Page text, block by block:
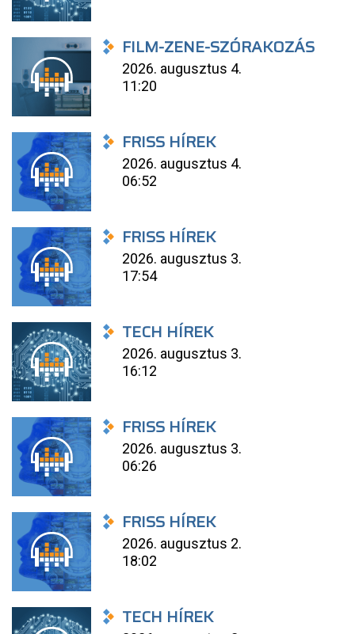
FILM-ZENE-SZÓRAKOZÁS
2026. augusztus 4.
11:20
FRISS HÍREK
2026. augusztus 4.
06:52
FRISS HÍREK
2026. augusztus 3.
17:54
TECH HÍREK
2026. augusztus 3.
16:12
FRISS HÍREK
2026. augusztus 3.
06:26
FRISS HÍREK
2026. augusztus 2.
18:02
TECH HÍREK